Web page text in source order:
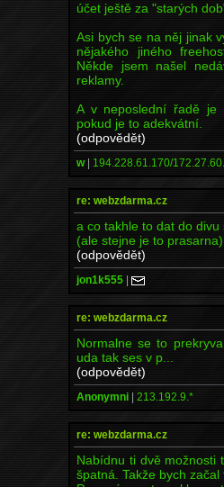
účet ještě za "starých
Asi bych se na něj jinak
nějakého jiného
Někde jsem našel
reklamy.
A v neposlední řadě je
pokud je to adekvátní.
(odpovědět)
w| 194.228.61.170/
re: webzdarma.cz
a co takhle to dat do
(ale stejne je to prasarna)
(odpovědět)
jon1k555 |
re: webzdarma.cz
Normalne se to
uda tak ses v p...
(odpovědět)
Anonymni | 213.192.9.*
re: webzdarma.cz
Nabídnu ti dvě
špatná. Takže bych